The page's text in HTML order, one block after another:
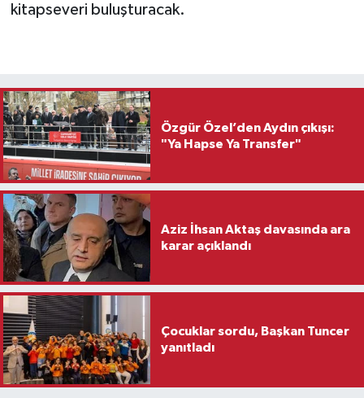
kitapseveri buluşturacak.
Özgür Özel’den Aydın çıkışı:
"Ya Hapse Ya Transfer"
Aziz İhsan Aktaş davasında ara
karar açıklandı
Çocuklar sordu, Başkan Tuncer
yanıtladı